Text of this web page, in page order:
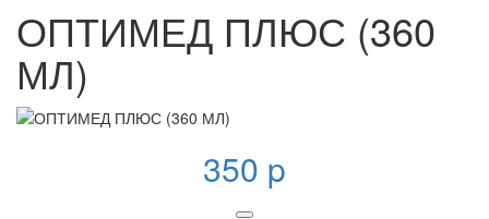
ОПТИМЕД ПЛЮС (360
МЛ)
350 p